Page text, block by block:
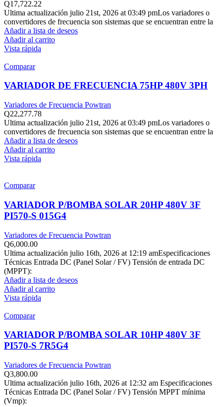
Q17,722.22
Ultima actualización julio 21st, 2026 at 03:49 pmLos variadores o
convertidores de frecuencia son sistemas que se encuentran entre la
Añadir a lista de deseos
Añadir al carrito
Vista rápida
Comparar
VARIADOR DE FRECUENCIA 75HP 480V 3PH
Variadores de Frecuencia Powtran
Q22,277.78
Ultima actualización julio 21st, 2026 at 03:49 pmLos variadores o
convertidores de frecuencia son sistemas que se encuentran entre la
Añadir a lista de deseos
Añadir al carrito
Vista rápida
Comparar
VARIADOR P/BOMBA SOLAR 20HP 480V 3F
PI570-S 015G4
Variadores de Frecuencia Powtran
Q6,000.00
Ultima actualización julio 16th, 2026 at 12:19 amEspecificaciones
Técnicas Entrada DC (Panel Solar / FV) Tensión de entrada DC
(MPPT):
Añadir a lista de deseos
Añadir al carrito
Vista rápida
Comparar
VARIADOR P/BOMBA SOLAR 10HP 480V 3F
PI570-S 7R5G4
Variadores de Frecuencia Powtran
Q3,800.00
Ultima actualización julio 16th, 2026 at 12:32 am Especificaciones
Técnicas Entrada DC (Panel Solar / FV) Tensión MPPT mínima
(Vmp):